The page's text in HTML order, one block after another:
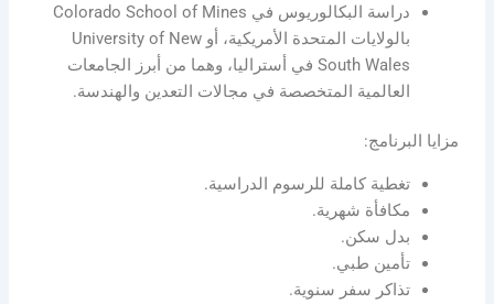
دراسة البكالوريوس في Colorado School of Mines
بالولايات المتحدة الأمريكية، أو University of New
South Wales في أستراليا، وهما من أبرز الجامعات
العالمية المتخصصة في مجالات التعدين والهندسة.
مزايا البرنامج:
تغطية كاملة للرسوم الدراسية.
مكافأة شهرية.
بدل سكن.
تأمين طبي.
تذاكر سفر سنوية.